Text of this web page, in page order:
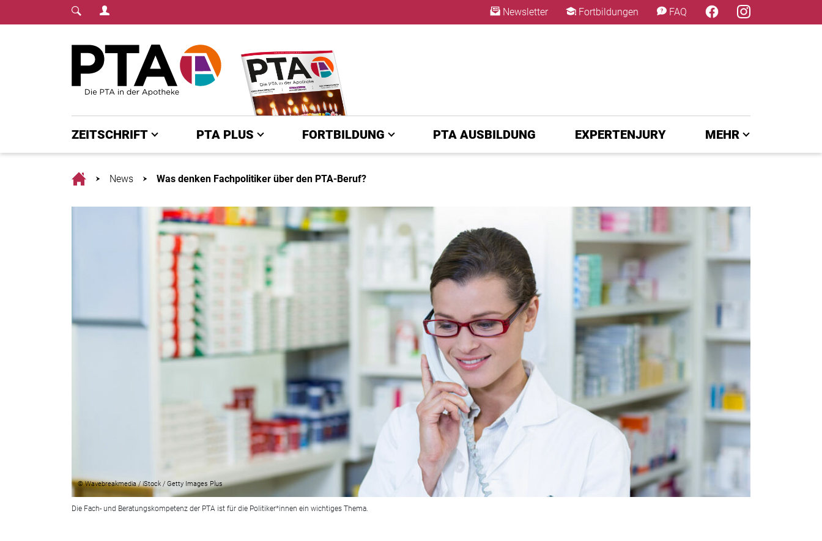
Login Menu Newsletter Fortbildungen FAQ
ZEITSCHRIFT PTA PLUS FORTBILDUNG PTA AUSBILDUNG EXPERTENJURY MEHR
HomeNews Was denken Fachpolitiker über den PTA-Beruf?
© Wavebreakmedia / iStock / Getty Images Plus
Die Fach- und Beratungskompetenz der PTA ist für die Politiker*innen ein wichtiges Thema.
×